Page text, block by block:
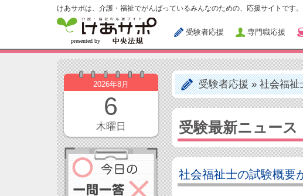
けあサポは、介護・福祉でがんばっているみんなのための、応援サイトです。
受験者応援 専門職応援
2026年8月
6
木曜日
受験者応援»社会福祉
受験最新ニュース
社会福祉士の試験概要